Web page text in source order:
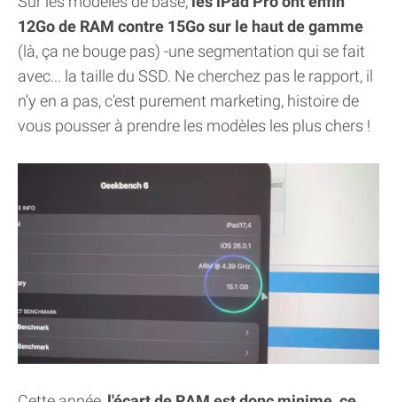
12Go de RAM contre 15Go sur le haut de gamme
(là, ça ne bouge pas) -une segmentation qui se fait
avec... la taille du SSD. Ne cherchez pas le rapport, il
n'y en a pas, c'est purement marketing, histoire de
vous pousser à prendre les modèles les plus chers !